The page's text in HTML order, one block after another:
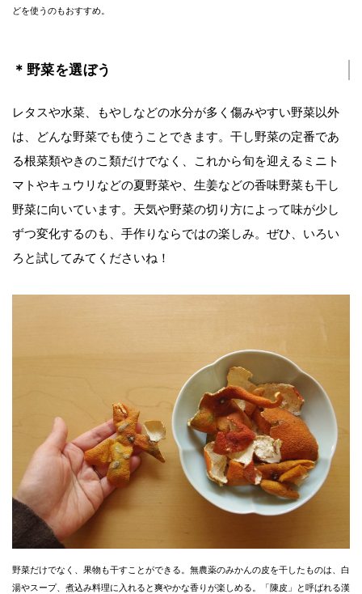
どを使うのもおすすめ。
＊野菜を選ぼう
レタスや水菜、もやしなどの水分が多く傷みやすい野菜以外
は、どんな野菜でも使うことできます。干し野菜の定番であ
る根菜類やきのこ類だけでなく、これから旬を迎えるミニト
マトやキュウリなどの夏野菜や、生姜などの香味野菜も干し
野菜に向いています。天気や野菜の切り方によって味が少し
ずつ変化するのも、手作りならではの楽しみ。ぜひ、いろい
ろと試してみてくださいね！
野菜だけでなく、果物も干すことができる。無農薬のみかんの皮を干したものは、白
湯やスープ、煮込み料理に入れると爽やかな香りが楽しめる。「陳皮」と呼ばれる漢